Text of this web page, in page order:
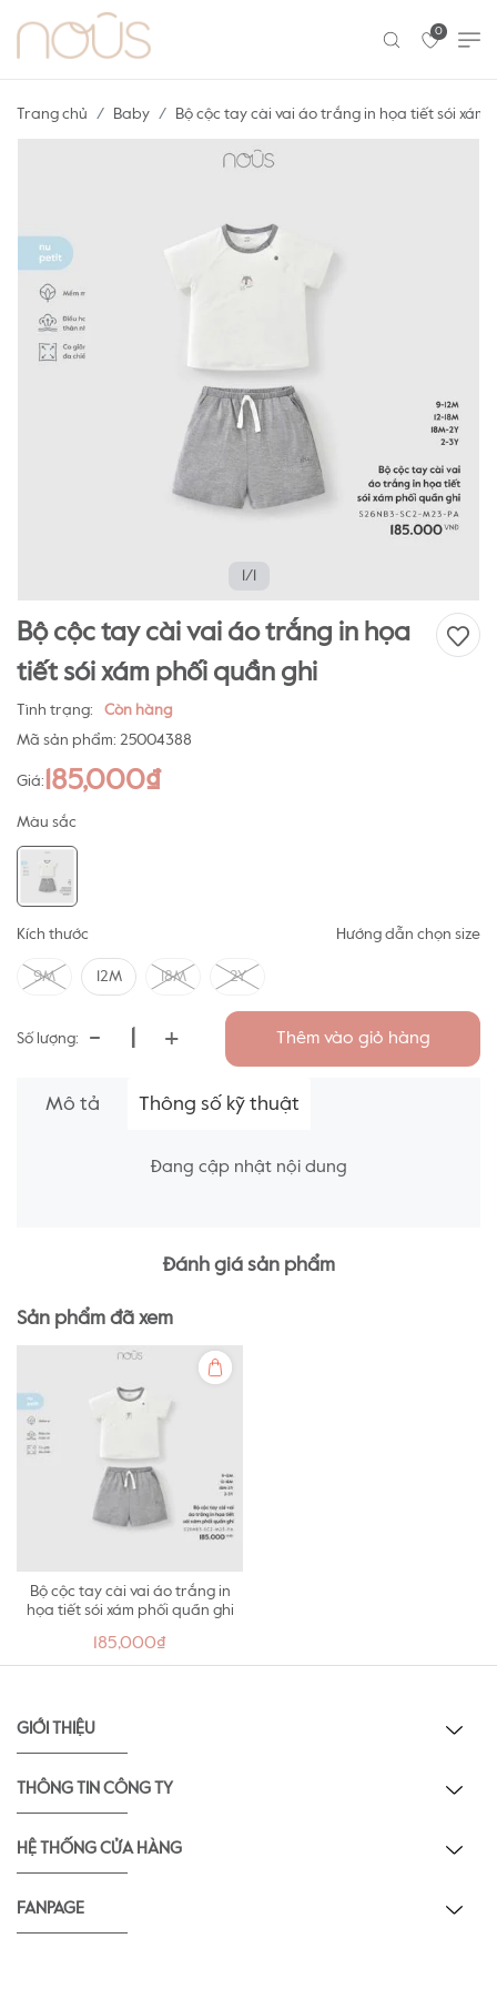
0
Trang chủ Baby Bộ cộc tay cài vai áo trắng in họa tiết sói xám
1/1
Bộ cộc tay cài vai áo trắng in họa
tiết sói xám phối quần ghi
Tình trạng:
Còn hàng
Mã sản phẩm: 25004388
Giá: 185,000₫
Màu sắc
Kích thước Hướng dẫn chọn size
9M 12M 18M 2Y
Số lượng: - + Thêm vào giỏ hàng
Mô tả Thông số kỹ thuật
Đang cập nhật nội dung
Đánh giá sản phẩm
Sản phẩm đã xem
Bộ cộc tay cài vai áo trắng in
họa tiết sói xám phối quần ghi
185,000₫
GIỚI THIỆU
THÔNG TIN CÔNG TY
HỆ THỐNG CỬA HÀNG
FANPAGE